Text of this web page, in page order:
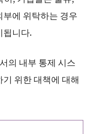
에 위탁하는 경우
됩니다.
의 내부 통제 시스
위한 대책에 대해